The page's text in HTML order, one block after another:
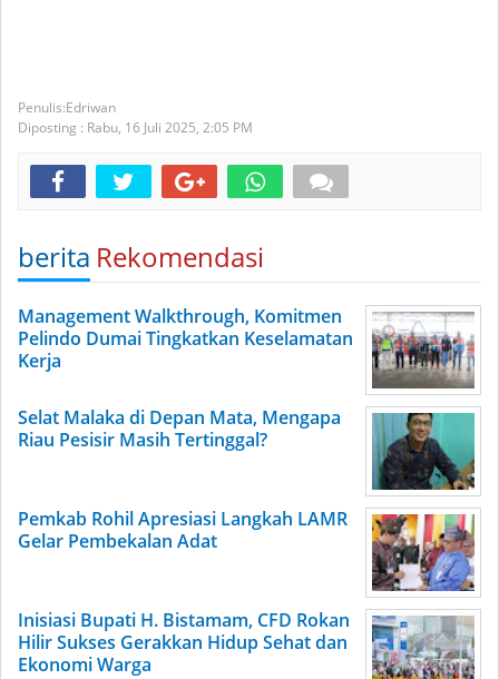
Edriwan
Diposting : Rabu, 16 Juli 2025, 2:05 PM
berita Rekomendasi
Management Walkthrough, Komitmen
Pelindo Dumai Tingkatkan Keselamatan
Kerja
Selat Malaka di Depan Mata, Mengapa
Riau Pesisir Masih Tertinggal?
Pemkab Rohil Apresiasi Langkah LAMR
Gelar Pembekalan Adat
Inisiasi Bupati H. Bistamam, CFD Rokan
Hilir Sukses Gerakkan Hidup Sehat dan
Ekonomi Warga